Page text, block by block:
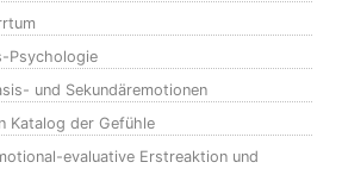
Psychologie
und Sekundäremotionen
Katalog der Gefühle
evaluative Erstreaktion und